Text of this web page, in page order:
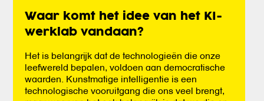
Waar komt het idee van het KI-
werklab vandaan?
Het is belangrijk dat de technologieën die onze
leefwereld bepalen, voldoen aan democratische
waarden. Kunstmatige intelligentie is een
technologische vooruitgang die ons veel brengt,